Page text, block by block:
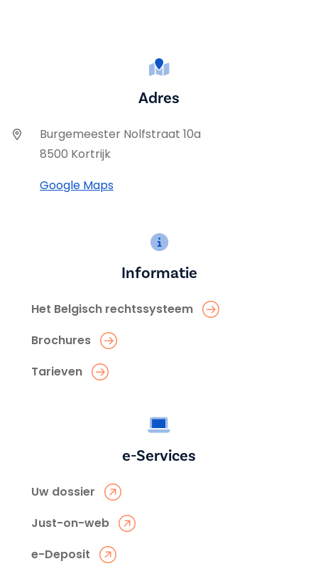
Adres
Burgemeester Nolfstraat 10a
8500 Kortrijk
Google Maps
Informatie
Het Belgisch rechtssysteem
Brochures
Tarieven
e-Services
Uw dossier
Just-on-web
e-Deposit